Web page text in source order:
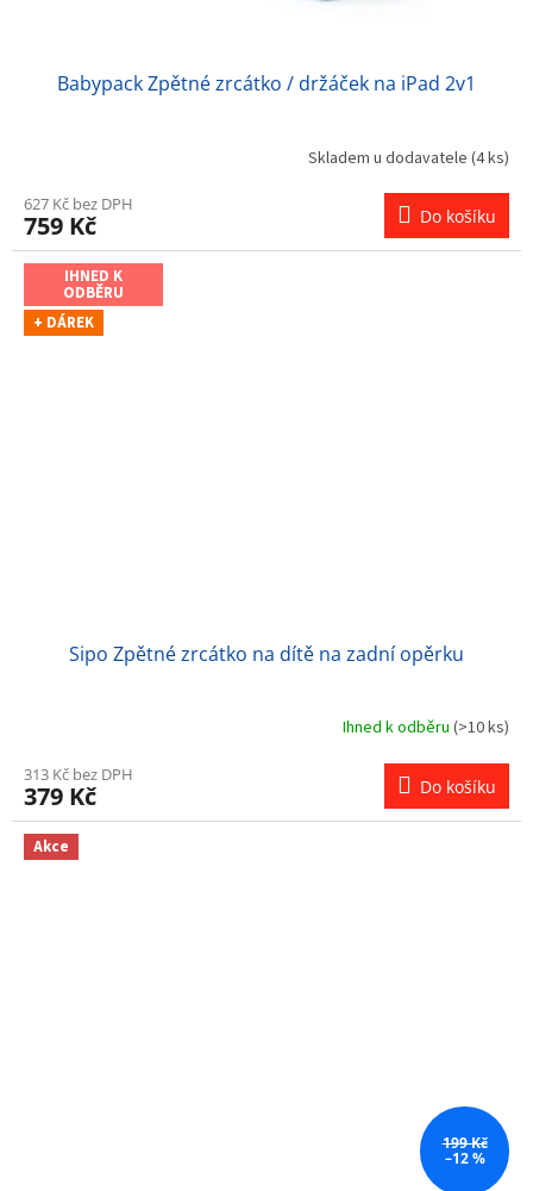
Babypack Zpětné zrcátko / držáček na iPad 2v1
Skladem u dodavatele (4 ks)
627 Kč bez DPH
759 Kč Do košíku
IHNED K
ODBĚRU
+ DÁREK
Sipo Zpětné zrcátko na dítě na zadní opěrku
Ihned k odběru (>10 ks)
313 Kč bez DPH
379 Kč Do košíku
Akce
199 Kč
–12 %